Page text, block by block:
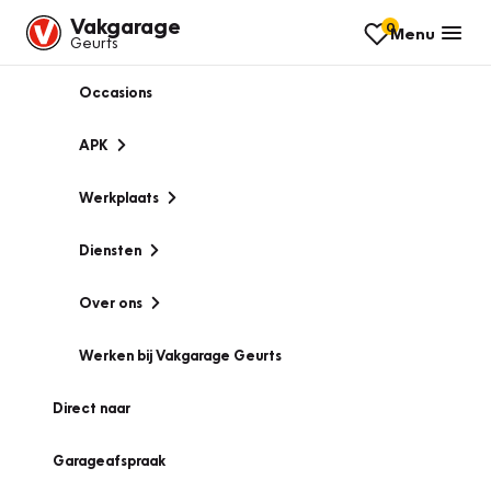
Vakgarage
Geurts
0Menu
Occasions
APK
Werkplaats
Diensten
Over ons
Werken bij Vakgarage Geurts
Direct naar
Garageafspraak